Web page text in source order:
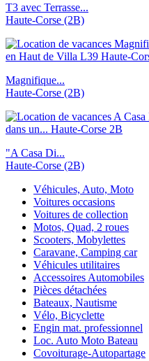
T3 avec Terrasse...
Haute-Corse (2B)
Magnifique...
Haute-Corse (2B)
"A Casa Di...
Haute-Corse (2B)
Véhicules, Auto, Moto
Voitures occasions
Voitures de collection
Motos, Quad, 2 roues
Scooters, Mobylettes
Caravane, Camping car
Véhicules utilitaires
Accessoires Automobiles
Pièces détachées
Bateaux, Nautisme
Vélo, Bicyclette
Engin mat. professionnel
Loc. Auto Moto Bateau
Covoiturage-Autopartage